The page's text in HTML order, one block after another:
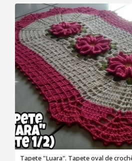
Tapete "Luara". Tapete oval de